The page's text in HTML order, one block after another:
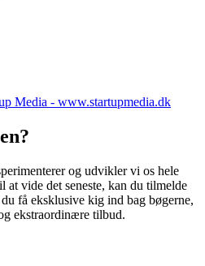
Media - www.startupmedia.dk
og udvikler vi os hele
vide det seneste, kan du tilmelde
få eksklusive kig ind bag bøgerne,
ekstraordinære tilbud.